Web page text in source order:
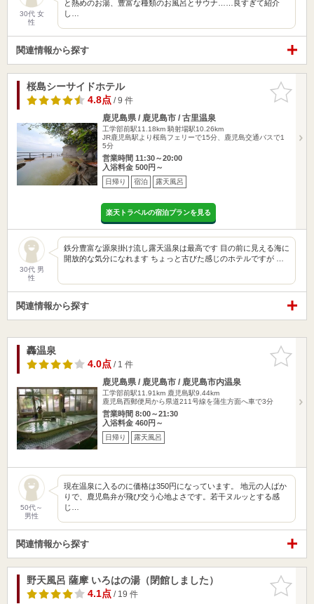
30代 女
性
と熱めのお湯、豊富な種類のお風呂とサウナ……良すぎて紹介
し…
関連情報から探す
お気に入
りに追加
桜島シーサイドホテル
4.8点/ 9 件
鹿児島県 / 鹿児島市 / 古里温泉
工学部前駅11.18km 騎射場駅10.26km
JR鹿児島駅より桜島フェリーで15分、鹿児島交通バスで1
5分
営業時間 11:30～20:00
入浴料金 500円～
日帰り 宿泊 露天風呂
楽天トラベルの宿泊プランを見る
30代 男
性
鉄分豊富な源泉掛け流し露天温泉は最高です 目の前に見える海に
開放的な気分になれます ちょっと古びた感じのホテルですが …
関連情報から探す
お気に入
りに追加
轟温泉
4.0点/ 1 件
鹿児島県 / 鹿児島市 / 鹿児島市内温泉
工学部前駅11.91km 鹿児島駅9.44km
鹿児島西郵便局から県道211号線を蒲生方面へ車で3分
営業時間 8:00～21:30
入浴料金 460円～
日帰り 露天風呂
50代～
男性
現在温泉に入るのに価格は350円になっています。 地元の人ばか
りで、鹿児島弁が飛び交う心地よさです。若干ヌルッとする感
じ…
関連情報から探す
お気に入
りに追加
野天風呂 薩摩 いろはの湯（閉館しました）
4.1点/ 19 件